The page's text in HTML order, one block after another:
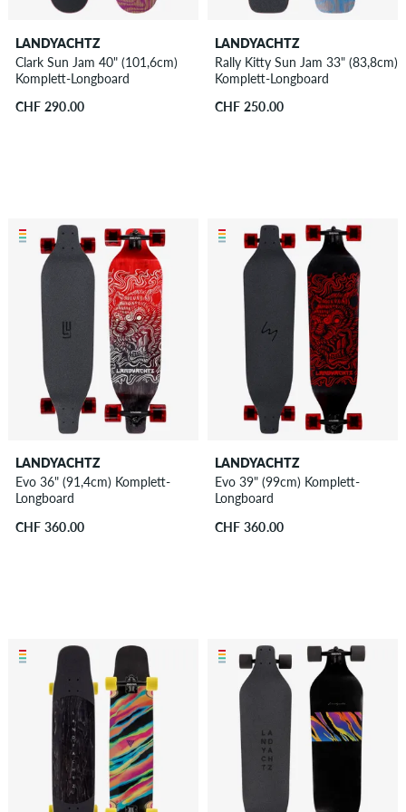
LANDYACHTZ
Clark Sun Jam 40" (101,6cm)
Komplett-Longboard
CHF 290.00
LANDYACHTZ
Rally Kitty Sun Jam 33" (83,8cm)
Komplett-Longboard
CHF 250.00
LANDYACHTZ
Evo 36" (91,4cm) Komplett-
Longboard
CHF 360.00
LANDYACHTZ
Evo 39" (99cm) Komplett-
Longboard
CHF 360.00